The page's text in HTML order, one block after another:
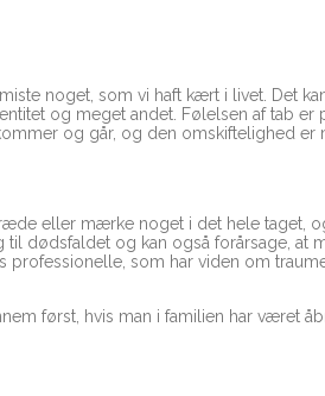
noget, som vi haft kært i livet. Det
og meget andet. Følelsen af tab er
og går, og den omskiftelighed er
eller mærke noget i det hele taget,
dødsfaldet og kan også forårsage, at
som har viden om
først, hvis man i familien har været